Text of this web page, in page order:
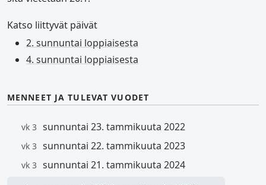
Katso liittyvät päivät
2. sunnuntai loppiaisesta
4. sunnuntai loppiaisesta
MENNEET JA TULEVAT VUODET
vk 3 sunnuntai 23. tammikuuta 2022
vk 3 sunnuntai 22. tammikuuta 2023
vk 3 sunnuntai 21. tammikuuta 2024